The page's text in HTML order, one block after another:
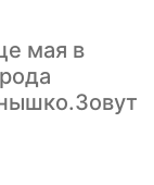
мая в